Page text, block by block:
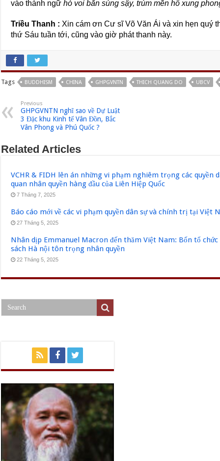
vào thành ngữhò voi bắn súng sậy, trùm mền hô xung
Triều Thanh : Xin cám ơn Cư sĩ Võ Văn Ái và xin hẹn quý
thứ Sáu tuần tới, cũng vào giờ phát thanh này.
Tags BUDDHISM CHINA GHPGVNTN THICH QUANG DO UBCV
Previous
GHPGVNTN nghĩ sao về Dự Luật
3 Đặc khu Kinh tế Vân Đồn, Bắc
Vân Phong và Phú Quốc ?
Related Articles
VCHR & FIDH lên án những vi phạm nghiêm trọng các quyền
quan nhân quyền hàng đầu của Liên Hiệp Quốc
7 Tháng 7, 2025
Báo cáo mới về các vi phạm quyền dân sự và chính trị tại Việt
27 Tháng 5, 2025
Nhân dịp Emmanuel Macron đến thăm Việt Nam: Bốn tổ
sách Hà nội tôn trọng nhân quyền
22 Tháng 5, 2025